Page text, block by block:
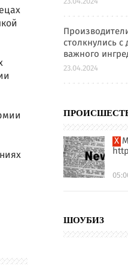
столкнулись
важного
23.04.2024
XML error in File:
ШОУБИЗ